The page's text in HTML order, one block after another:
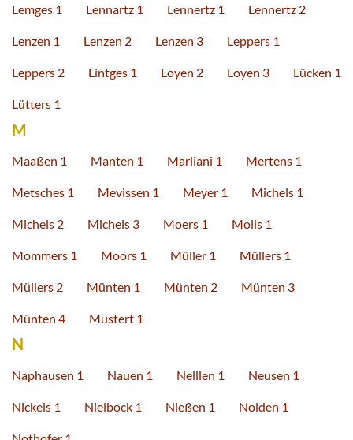
Lemges 1 Lennartz 1 Lennertz 1 Lennertz 2
Lenzen 1 Lenzen 2 Lenzen 3 Leppers 1
Leppers 2 Lintges 1 Loyen 2 Loyen 3 Lücken 1
Lütters 1
M
Maaßen 1 Manten 1 Marliani 1 Mertens 1
Metsches 1 Mevissen 1 Meyer 1 Michels 1
Michels 2 Michels 3 Moers 1 Molls 1
Mommers 1 Moors 1 Müller 1 Müllers 1
Müllers 2 Münten 1 Münten 2 Münten 3
Münten 4 Mustert 1
N
Naphausen 1 Nauen 1 Nelllen 1 Neusen 1
Nickels 1 Nielbock 1 Nießen 1 Nolden 1